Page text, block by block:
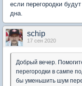
если перегородки
дна.
schip
17 сен 2020
Добрый вечер.
перегородки в сампе
бы уменьшить шум